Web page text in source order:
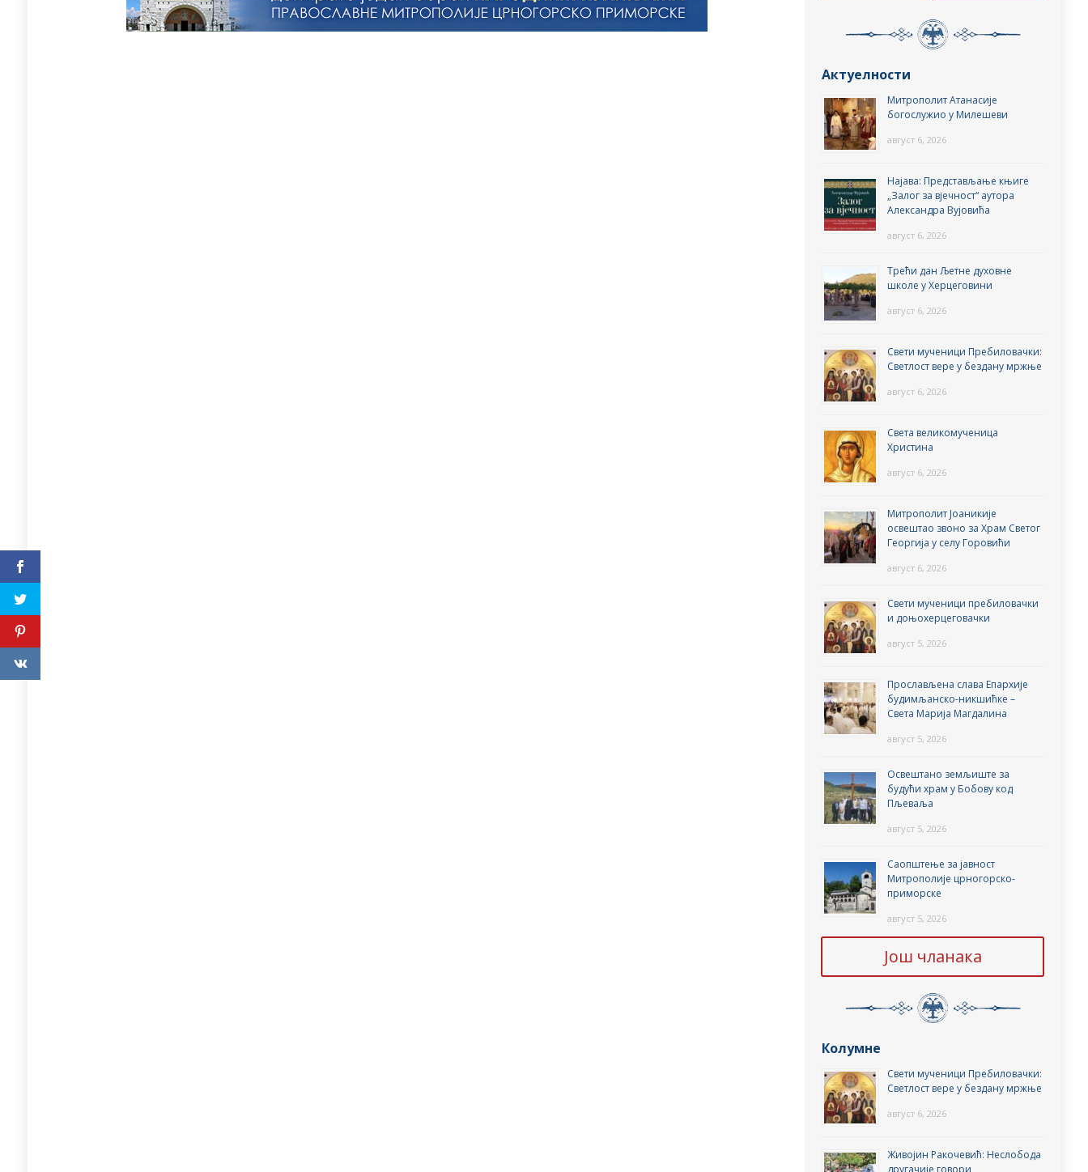
Актуелности
Митрополит Атанасије
богослужио у Милешеви
август 6, 2026
Најава: Представљање књиге
„Залог за вјечност“ аутора
Александра Вујовића
август 6, 2026
Трећи дан Љетне духовне
школе у Херцеговини
август 6, 2026
Свети мученици Пребиловачки:
Светлост вере у бездану мржње
август 6, 2026
Света великомученица
Христина
август 6, 2026
Митрополит Јоаникије
освештао звоно за Храм Светог
Георгија у селу Горовићи
август 6, 2026
Свети мученици пребиловачки
и доњохерцеговачки
август 5, 2026
Прослављена слава Епархије
будимљанско-никшићке –
Света Марија Магдалина
август 5, 2026
Освештано земљиште за
будући храм у Бобову код
Пљеваља
август 5, 2026
Саопштење за јавност
Митрополије црногорско-
приморске
август 5, 2026
Још чланака
Колумне
Свети мученици Пребиловачки:
Светлост вере у бездану мржње
август 6, 2026
Живојин Ракочевић: Неслобода
другачије говори